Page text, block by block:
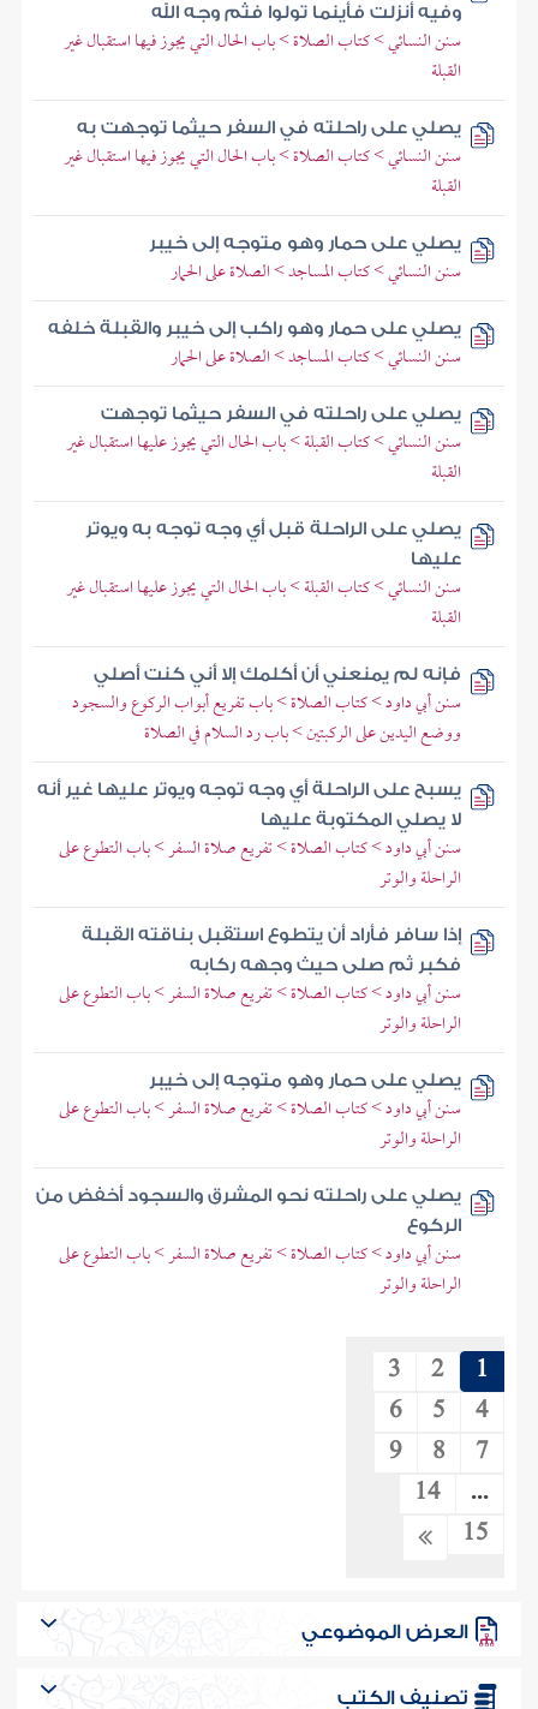
وفيه أنزلت فأينما تولوا فثم وجه الله
سنن النسائي > كتاب الصلاة > باب الحال التي يجوز فيها استقبال غير
القبلة
يصلي على راحلته في السفر حيثما توجهت به
سنن النسائي > كتاب الصلاة > باب الحال التي يجوز فيها استقبال غير
القبلة
يصلي على حمار وهو متوجه إلى خيبر
سنن النسائي > كتاب المساجد > الصلاة على الحمار
يصلي على حمار وهو راكب إلى خيبر والقبلة خلفه
سنن النسائي > كتاب المساجد > الصلاة على الحمار
يصلي على راحلته في السفر حيثما توجهت
سنن النسائي > كتاب القبلة > باب الحال التي يجوز عليها استقبال غير
القبلة
يصلي على الراحلة قبل أي وجه توجه به ويوتر
عليها
سنن النسائي > كتاب القبلة > باب الحال التي يجوز عليها استقبال غير
القبلة
فإنه لم يمنعني أن أكلمك إلا أني كنت أصلي
سنن أبي داود > كتاب الصلاة > باب تفريع أبواب الركوع والسجود
ووضع اليدين على الركبتين > باب رد السلام في الصلاة
يسبح على الراحلة أي وجه توجه ويوتر عليها غير أنه
لا يصلي المكتوبة عليها
سنن أبي داود > كتاب الصلاة > تفريع صلاة السفر > باب التطوع على
الراحلة والوتر
إذا سافر فأراد أن يتطوع استقبل بناقته القبلة
فكبر ثم صلى حيث وجهه ركابه
سنن أبي داود > كتاب الصلاة > تفريع صلاة السفر > باب التطوع على
الراحلة والوتر
يصلي على حمار وهو متوجه إلى خيبر
سنن أبي داود > كتاب الصلاة > تفريع صلاة السفر > باب التطوع على
الراحلة والوتر
يصلي على راحلته نحو المشرق والسجود أخفض من
الركوع
سنن أبي داود > كتاب الصلاة > تفريع صلاة السفر > باب التطوع على
الراحلة والوتر
1
2
3
4
5
6
7
8
9
...
14
15
العرض الموضوعي
تصنيف الكتب